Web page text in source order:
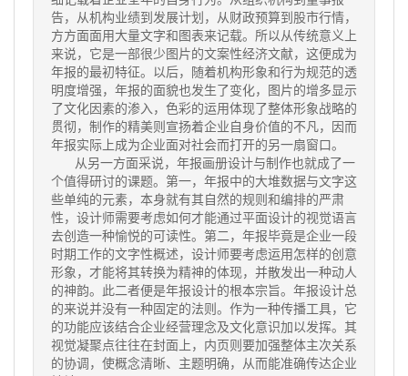
告，从机构业绩到发展计划，从财政预算到股市行情，
方方面面用大量文字和图表来记载。所以从传统意义上
来说，它是一部很少图片的文案性经济文献，这便成为
年报的最初特征。以后，随着机构形象和行为规范的透
明度增强，年报的面貌也发生了变化，图片的增多显示
了文化因素的渗入，色彩的运用体现了整体形象战略的
贯彻，制作的精美则宣扬着企业自身价值的不凡，因而
年报实际上成为企业面对社会而打开的另一扇窗口。
从另一方面采说，年报画册设计与制作也就成了一
个值得研讨的课题。第一，年报中的大堆数据与文字这
些单纯的元素，本身就有其自然的规则和编排的严肃
性，设计师需要考虑如何才能通过平面设计的视觉语言
去创造一种愉悦的可读性。第二，年报毕竟是企业一段
时期工作的文字性概述，设计师要考虑运用怎样的创意
形象，才能将其转换为精神的体现，并散发出一种动人
的神韵。此二者便是年报设计的根本宗旨。年报设计总
的来说并没有一种固定的法则。作为一种传播工具，它
的功能应该结合企业经营理念及文化意识加以发挥。其
视觉凝聚点往往在封面上，内页则要加强整体主次关系
的协调，使概念清晰、主题明确，从而能准确传达企业